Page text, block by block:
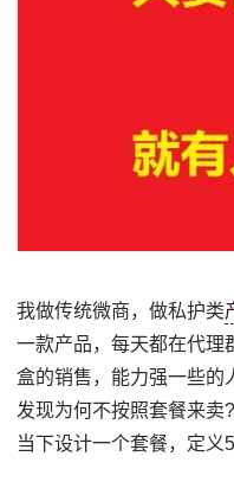
我做传统微商，做私护类
一款产品，每天都在代理
盒的销售，能力强一些的
发现为何不按照套餐来卖
当下设计一个套餐，定义